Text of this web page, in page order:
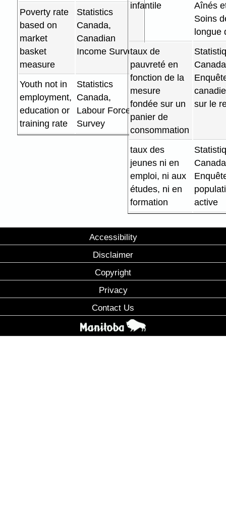
Poverty rate
based on
market
basket
measure
Statistics
Canada,
Canadian
Income Survey
Youth not in
employment,
education or
training rate
Statistics
Canada,
Labour Force
Survey
infantile
Aînés
Soins
longue
taux de
pauvreté en
fonction de la
mesure
fondée sur un
panier de
consommation
sur le
taux des
jeunes ni en
emploi, ni aux
études, ni en
formation
active
Accessibility
Disclaimer
Copyright
Privacy
Contact Us